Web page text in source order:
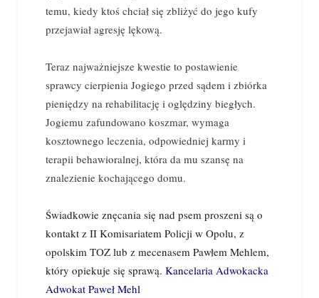
temu, kiedy ktoś chciał się zbliżyć do jego kufy
przejawiał agresję lękową.
Teraz najważniejsze kwestie to postawienie
sprawcy cierpienia Jogiego przed sądem i zbiórka
pieniędzy na rehabilitację i oględziny biegłych.
Jogiemu zafundowano koszmar, wymaga
kosztownego leczenia, odpowiedniej karmy i
terapii behawioralnej, która da mu szansę na
znalezienie kochającego domu.
Świadkowie znęcania się nad psem proszeni są o
kontakt z II Komisariatem Policji w Opolu, z
opolskim TOZ lub z mecenasem Pawłem Mehlem,
który opiekuje się sprawą. Kancelaria Adwokacka
Adwokat Paweł Mehl